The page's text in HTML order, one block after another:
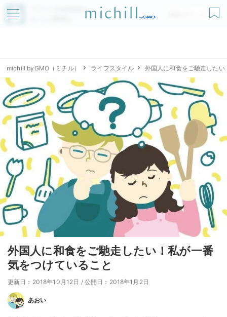
アプリでmichillが
無料ダウンロード
michill byGMO（ミチル） ライフスタイル 外国人に和食をご馳走した
外国人に和食をご馳走したい！私が一番
気をつけていること
更新日：2018年10月12日 / 公開日：2018年1月2日
あおい